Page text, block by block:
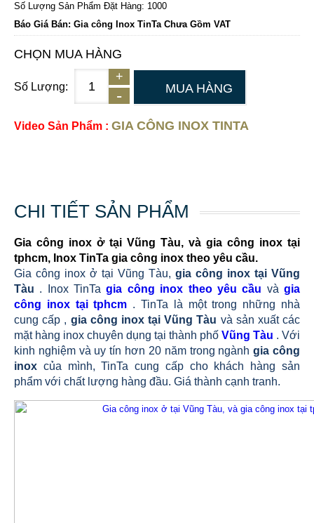
Số Lượng Sản Phẩm Đặt Hàng: 1000
Báo Giá Bán: Gia công Inox TinTa Chưa Gồm VAT
CHỌN MUA HÀNG
Số Lượng: MUA HÀNG
Video Sản Phẩm : GIA CÔNG INOX TINTA
CHI TIẾT SẢN PHẨM
Gia công inox ở tại Vũng Tàu, và gia công inox tại
tphcm, Inox TinTa gia công inox theo yêu cầu.
Gia công inox ở tại Vũng Tàu, gia công inox tại Vũng
Tàu . Inox TinTagia công inox theo yêu cầu vàgia
công inox tại tphcm . TinTa là một trong những nhà
cung cấp , gia công inox tại Vũng Tàu và sản xuất các
mặt hàng inox chuyên dụng tại thành phố Vũng Tàu . Với
kinh nghiệm và uy tín hơn 20 năm trong ngànhgia công
inox của mình, TinTa cung cấp cho khách hàng sản
phẩm với chất lượng hàng đầu. Giá thành cạnh tranh.